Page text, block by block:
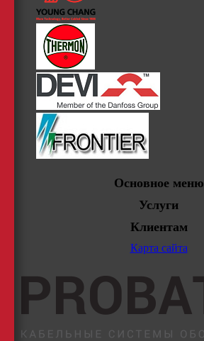
Основное меню
Услуги
Клиентам
Карта сайта